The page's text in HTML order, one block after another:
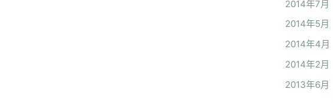
2014年7月
2014年5月
2014年4月
2014年2月
2013年6月